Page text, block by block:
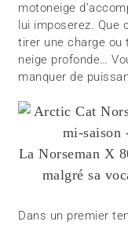
motoneige
lui imposerez.
tirer une charge ou
neige profonde…
manquer de
La Norseman X
malgré sa
Dans un premier